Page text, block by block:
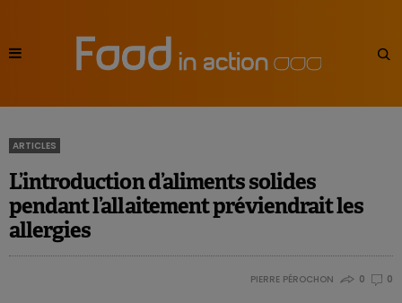
ARTICLES
L’introduction d’aliments solides
pendant l’allaitement préviendrait les
allergies
PIERRE PÉROCHON 0 0